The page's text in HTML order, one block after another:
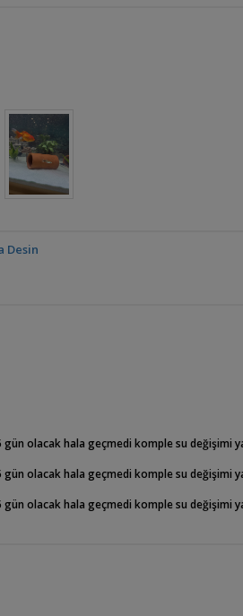
Desin
gün olacak hala geçmedi komple su değişimi
gün olacak hala geçmedi komple su değişimi
gün olacak hala geçmedi komple su değişimi